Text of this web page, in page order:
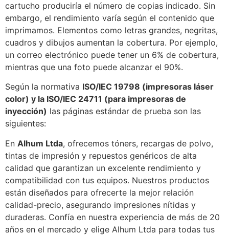
cartucho produciría el número de copias indicado. Sin
embargo, el rendimiento varía según el contenido que
imprimamos. Elementos como letras grandes, negritas,
cuadros y dibujos aumentan la cobertura. Por ejemplo,
un correo electrónico puede tener un 6% de cobertura,
mientras que una foto puede alcanzar el 90%.
Según la normativa ISO/IEC 19798 (impresoras láser
color) y la ISO/IEC 24711 (para impresoras de
inyección) las páginas estándar de prueba son las
siguientes:
En Alhum Ltda, ofrecemos tóners, recargas de polvo,
tintas de impresión y repuestos genéricos de alta
calidad que garantizan un excelente rendimiento y
compatibilidad con tus equipos. Nuestros productos
están diseñados para ofrecerte la mejor relación
calidad-precio, asegurando impresiones nítidas y
duraderas. Confía en nuestra experiencia de más de 20
años en el mercado y elige Alhum Ltda para todas tus